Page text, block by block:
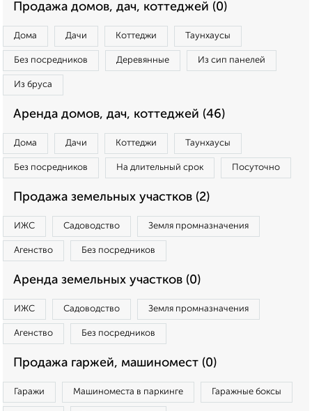
Продажа домов, дач, коттеджей (0)
Дома Дачи Коттеджи Таунхаусы
Без посредников Деревянные Из сип панелей
Из бруса
Аренда домов, дач, коттеджей (46)
Дома Дачи Коттеджи Таунхаусы
Без посредников На длительный срок Посуточно
Продажа земельных участков (2)
ИЖС Садоводство Земля промназначения
Агенство Без посредников
Аренда земельных участков (0)
ИЖС Садоводство Земля промназначения
Агенство Без посредников
Продажа гаржей, машиномест (0)
Гаражи Машиноместа в паркинге Гаражные боксы